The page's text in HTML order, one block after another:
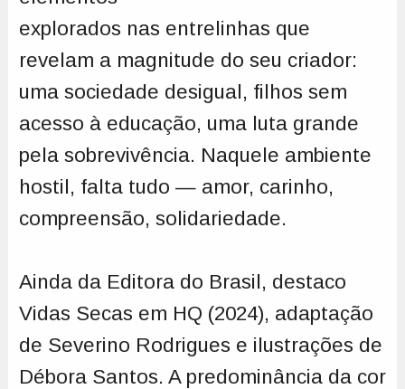
explorados nas entrelinhas que
revelam a magnitude do seu criador:
uma sociedade desigual, filhos sem
acesso à educação, uma luta grande
pela sobrevivência. Naquele ambiente
hostil, falta tudo — amor, carinho,
compreensão, solidariedade.
Ainda da Editora do Brasil, destaco
Vidas Secas em HQ (2024), adaptação
de Severino Rodrigues e ilustrações de
Débora Santos. A predominância da cor